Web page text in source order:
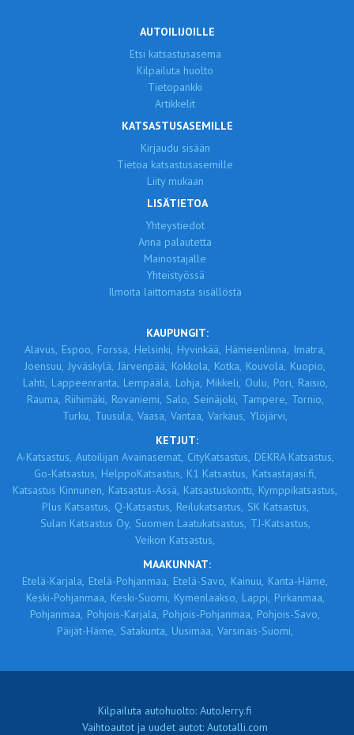
AUTOILIJOILLE
Etsi katsastusasema
Kilpailuta huolto
Tietopankki
Artikkelit
KATSASTUSASEMILLE
Kirjaudu sisään
Tietoa katsastusasemille
Liity mukaan
LISÄTIETOA
Yhteystiedot
Anna palautetta
Mainostajalle
Yhteistyössä
Ilmoita laittomasta sisällöstä
KAUPUNGIT:
Alavus, Espoo, Forssa, Helsinki, Hyvinkää, Hämeenlinna, Imatra,
Joensuu, Jyväskylä, Järvenpää, Kokkola, Kotka, Kouvola, Kuopio,
Lahti, Lappeenranta, Lempäälä, Lohja, Mikkeli, Oulu, Pori, Raisio,
Rauma, Riihimäki, Rovaniemi, Salo, Seinäjoki, Tampere, Tornio,
Turku, Tuusula, Vaasa, Vantaa, Varkaus, Ylöjärvi,
KETJUT:
A-Katsastus, Autoilijan Avainasemat, CityKatsastus, DEKRA Katsastus,
Go-Katsastus, HelppoKatsastus, K1 Katsastus, Katsastajasi.fi,
Katsastus Kinnunen, Katsastus-Ässä, Katsastuskontti, Kymppikatsastus,
Plus Katsastus, Q-Katsastus, Reilukatsastus, SK Katsastus,
Sulan Katsastus Oy, Suomen Laatukatsastus, TJ-Katsastus,
Veikon Katsastus,
MAAKUNNAT:
Etelä-Karjala, Etelä-Pohjanmaa, Etelä-Savo, Kainuu, Kanta-Häme,
Keski-Pohjanmaa, Keski-Suomi, Kymenlaakso, Lappi, Pirkanmaa,
Pohjanmaa, Pohjois-Karjala, Pohjois-Pohjanmaa, Pohjois-Savo,
Päijät-Häme, Satakunta, Uusimaa, Varsinais-Suomi,
Kilpailuta autohuolto: AutoJerry.fi
Vaihtoautot ja uudet autot: Autotalli.com